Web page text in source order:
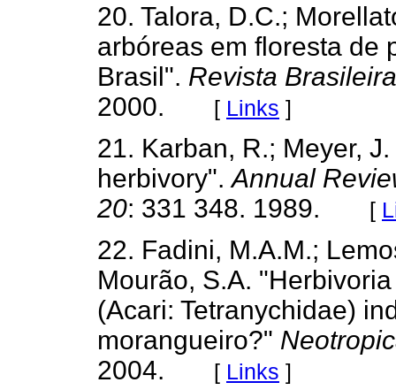
20. Talora, D.C.;
arbóreas em floresta de
Brasil". Revista
2000. [ Links ]
21. Karban, R.; Meyer,
herbivory".Annual
20: 331 348. 1989. [
22. Fadini, M.A.M.;
Mourão, S.A.
(Acari: Tetranychidae)
morangueiro?"
2004. [ Links ]